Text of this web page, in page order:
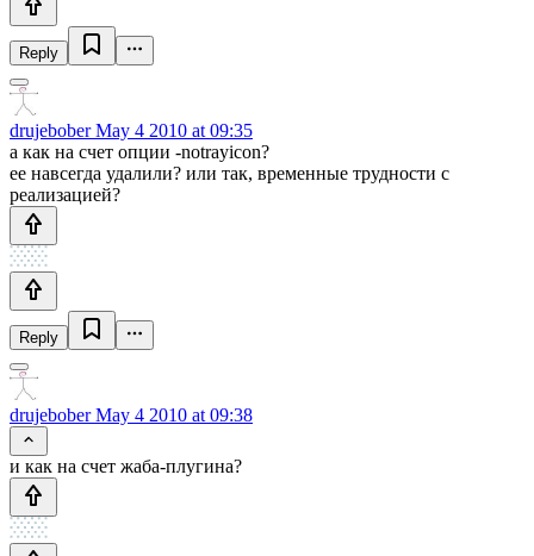
Reply
drujeboberMay 4 2010 at 09:35
а как на счет опции -notrayicon?
ее навсегда удалили? или так, временные трудности с
реализацией?
Reply
drujeboberMay 4 2010 at 09:38
и как на счет жаба-плугина?